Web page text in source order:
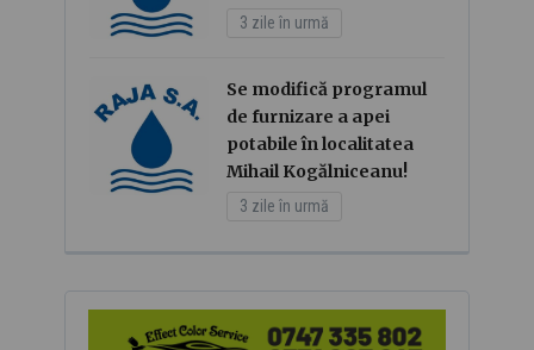
3 zile în urmă
Se modifică programul
de furnizare a apei
potabile în localitatea
Mihail Kogălniceanu!
3 zile în urmă